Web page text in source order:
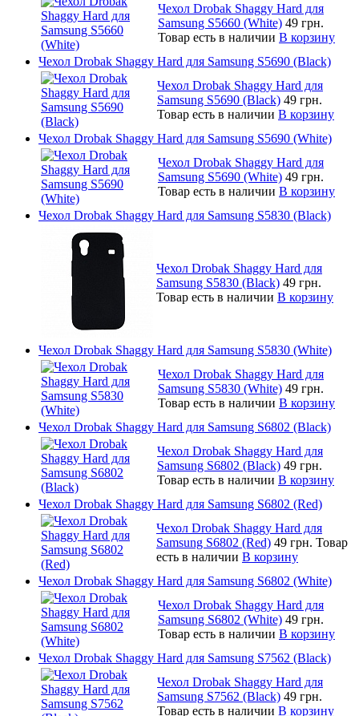
Чехол Drobak Shaggy Hard для
Samsung S5660 (White) 49 грн.
Товар есть в наличии В корзину
Чехол Drobak Shaggy Hard для Samsung S5690 (Black)
Чехол Drobak Shaggy Hard для
Samsung S5690 (Black) 49 грн.
Товар есть в наличии В корзину
Чехол Drobak Shaggy Hard для Samsung S5690 (White)
Чехол Drobak Shaggy Hard для
Samsung S5690 (White) 49 грн.
Товар есть в наличии В корзину
Чехол Drobak Shaggy Hard для Samsung S5830 (Black)
Чехол Drobak Shaggy Hard для
Samsung S5830 (Black) 49 грн.
Товар есть в наличии В корзину
Чехол Drobak Shaggy Hard для Samsung S5830 (White)
Чехол Drobak Shaggy Hard для
Samsung S5830 (White) 49 грн.
Товар есть в наличии В корзину
Чехол Drobak Shaggy Hard для Samsung S6802 (Black)
Чехол Drobak Shaggy Hard для
Samsung S6802 (Black) 49 грн.
Товар есть в наличии В корзину
Чехол Drobak Shaggy Hard для Samsung S6802 (Red)
Чехол Drobak Shaggy Hard для
Samsung S6802 (Red) 49 грн. Товар
есть в наличии В корзину
Чехол Drobak Shaggy Hard для Samsung S6802 (White)
Чехол Drobak Shaggy Hard для
Samsung S6802 (White) 49 грн.
Товар есть в наличии В корзину
Чехол Drobak Shaggy Hard для Samsung S7562 (Black)
Чехол Drobak Shaggy Hard для
Samsung S7562 (Black) 49 грн.
Товар есть в наличии В корзину